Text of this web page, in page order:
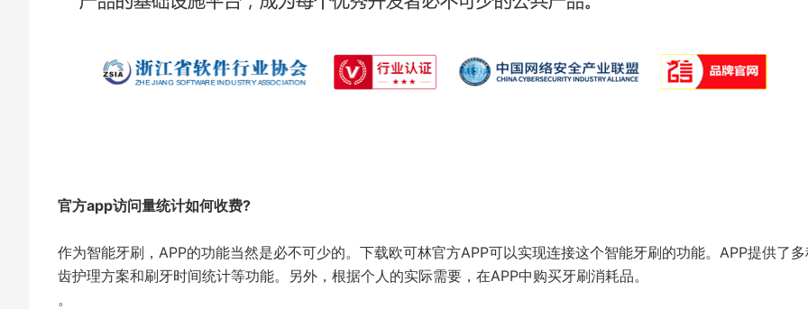
官方app访问量统计如何收费?
作为智能牙刷，APP的功能当然是必不可少的。下载欧可林官方APP可以实现连接这个智能牙刷的功能。APP提供了
齿护理方案和刷牙时间统计等功能。另外，根据个人的实际需要，在APP中购买牙刷消耗品。
。